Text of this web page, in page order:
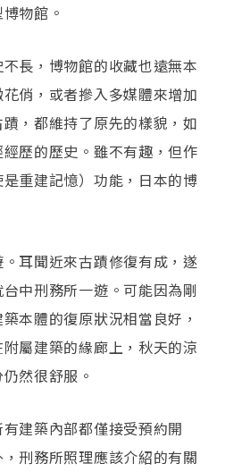
物館。
長，博物館的收藏也遠無本
俏，或者摻入多媒體來增加
，都維持了原先的樣貌，如
歷的歷史。雖不有趣，但作
重建記憶）功能，日本的博
耳聞近來古蹟修復有成，遂
中刑務所一遊。可能因為剛
本體的復原狀況相當良好，
屬建築的緣廊上，秋天的涼
然很舒服。
建築內部都僅接受預約開
刑務所照理應該介紹的有關